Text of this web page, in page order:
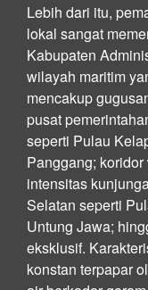
Lebih dari itu,
lokal sangat
Kabupaten
wilayah maritim
mencakup
pusat
seperti Pulau
Panggang;
intensitas
Selatan seperti
Untung Jawa;
eksklusif.
konstan terpapar